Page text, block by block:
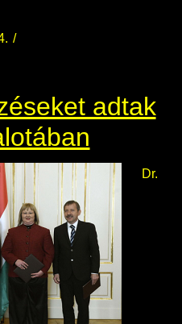
adtak
Dr.